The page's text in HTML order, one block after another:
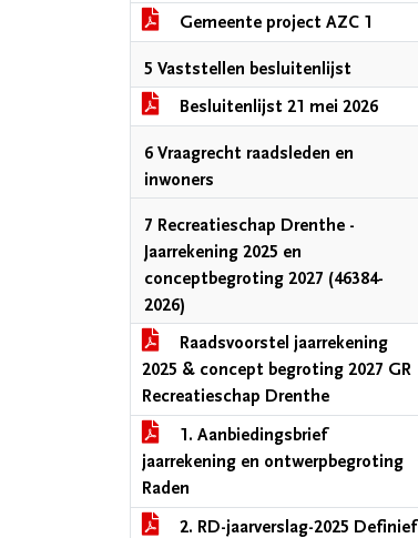
Gemeente project AZC 1
5 Vaststellen besluitenlijst
Besluitenlijst 21 mei 2026
6 Vraagrecht raadsleden en
inwoners
7 Recreatieschap Drenthe -
Jaarrekening 2025 en
conceptbegroting 2027 (46384-
2026)
Raadsvoorstel jaarrekening
2025 & concept begroting 2027 GR
Recreatieschap Drenthe
1. Aanbiedingsbrief
jaarrekening en ontwerpbegroting
Raden
2. RD-jaarverslag-2025 Definief